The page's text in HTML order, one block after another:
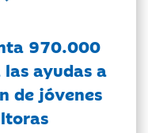
970.000
ayudas a
de jóvenes